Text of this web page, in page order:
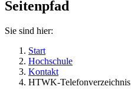
Seitenpfad
Sie sind hier:
Start
Hochschule
Kontakt
HTWK-Telefonverzeichnis